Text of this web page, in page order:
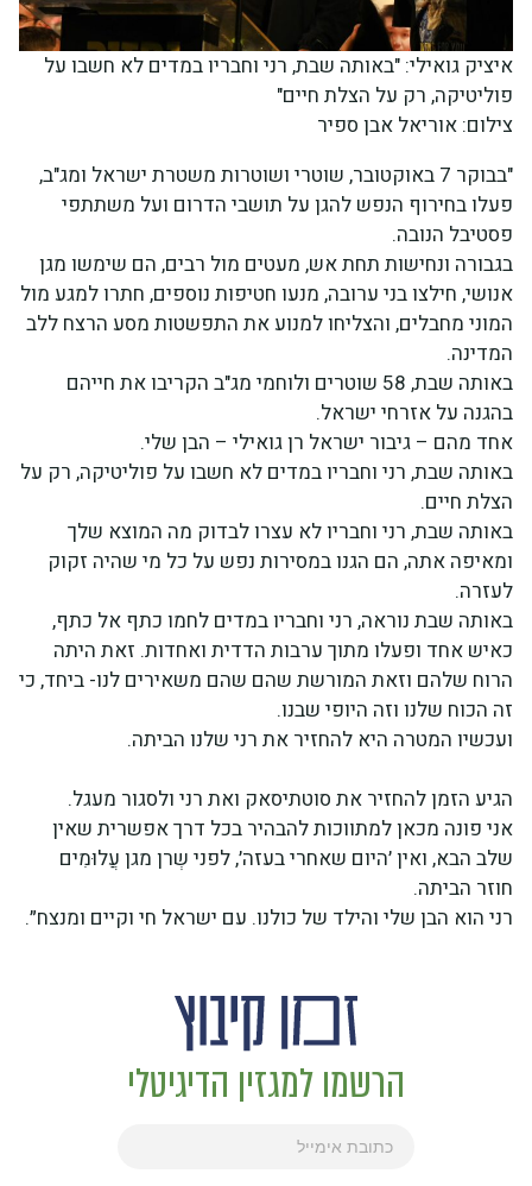
איציק גואילי: "באותה שבת, רני וחבריו במדים לא חשבו על
פוליטיקה, רק על הצלת חיים"
צילום: אוריאל אבן ספיר
"בבוקר 7 באוקטובר, שוטרי ושוטרות משטרת ישראל ומג"ב,
פעלו בחירוף הנפש להגן על תושבי הדרום ועל משתתפי
פסטיבל הנובה.
בגבורה ונחישות תחת אש, מעטים מול רבים, הם שימשו מגן
אנושי, חילצו בני ערובה, מנעו חטיפות נוספים, חתרו למגע מול
המוני מחבלים, והצליחו למנוע את התפשטות מסע הרצח ללב
המדינה.
באותה שבת, 58 שוטרים ולוחמי מג"ב הקריבו את חייהם
בהגנה על אזרחי ישראל.
אחד מהם – גיבור ישראל רן גואילי – הבן שלי.
באותה שבת, רני וחבריו במדים לא חשבו על פוליטיקה, רק על
הצלת חיים.
באותה שבת, רני וחבריו לא עצרו לבדוק מה המוצא שלך
ומאיפה אתה, הם הגנו במסירות נפש על כל מי שהיה זקוק
לעזרה.
באותה שבת נוראה, רני וחבריו במדים לחמו כתף אל כתף,
כאיש אחד ופעלו מתוך ערבות הדדית ואחדות. זאת היתה
הרוח שלהם וזאת המורשת שהם שהם משאירים לנו- ביחד, כי
זה הכוח שלנו וזה היופי שבנו.
ועכשיו המטרה היא להחזיר את רני שלנו הביתה.
הגיע הזמן להחזיר את סוטתיסאק ואת רני ולסגור מעגל.
אני פונה מכאן למתווכות להבהיר בכל דרך אפשרית שאין
שלב הבא, ואין ׳היום שאחרי בעזה׳, לפני שְרן מגן עֲלוּמִים
חוזר הביתה.
רני הוא הבן שלי והילד של כולנו. עם ישראל חי וקיים ומנצח״.
הרשמו למגזין הדיגיטלי